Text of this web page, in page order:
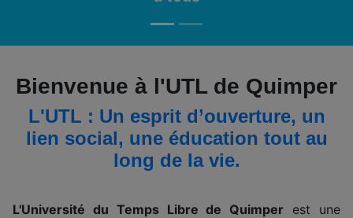
Bienvenue à l'UTL de Quimper
L'UTL : Un esprit d’ouverture, un
lien social, une éducation tout au
long de la vie.
L'Université du Temps Libre de Quimper est une